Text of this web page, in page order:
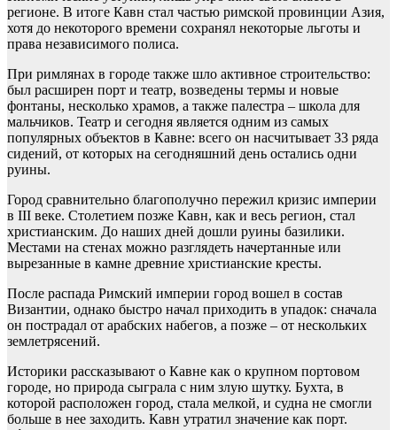
регионе. В итоге Кавн стал частью римской провинции Азия,
хотя до некоторого времени сохранял некоторые льготы и
права независимого полиса.
При римлянах в городе также шло активное строительство:
был расширен порт и театр, возведены термы и новые
фонтаны, несколько храмов, а также палестра – школа для
мальчиков. Театр и сегодня является одним из самых
популярных объектов в Кавне: всего он насчитывает 33 ряда
сидений, от которых на сегодняшний день остались одни
руины.
Город сравнительно благополучно пережил кризис империи
в III веке. Столетием позже Кавн, как и весь регион, стал
христианским. До наших дней дошли руины базилики.
Местами на стенах можно разглядеть начертанные или
вырезанные в камне древние христианские кресты.
После распада Римский империи город вошел в состав
Византии, однако быстро начал приходить в упадок: сначала
он пострадал от арабских набегов, а позже – от нескольких
землетрясений.
Историки рассказывают о Кавне как о крупном портовом
городе, но природа сыграла с ним злую шутку. Бухта, в
которой расположен город, стала мелкой, и судна не смогли
больше в нее заходить. Кавн утратил значение как порт.